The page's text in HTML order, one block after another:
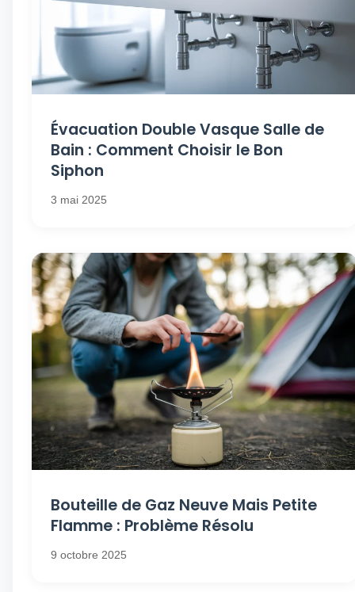
Évacuation Double Vasque Salle de
Bain : Comment Choisir le Bon
Siphon
3 mai 2025
Bouteille de Gaz Neuve Mais Petite
Flamme : Problème Résolu
9 octobre 2025